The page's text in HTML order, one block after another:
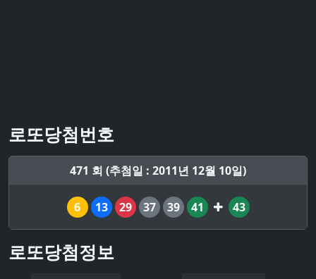
로또당첨번호
471 회 (추첨일 : 2011년 12월 10일)
6 13 29 37 39 41 43
로또당첨정보